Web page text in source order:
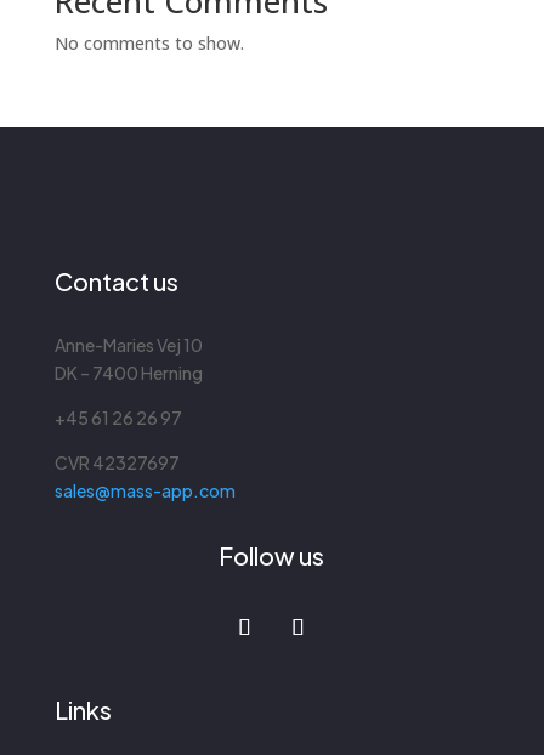
No comments to show.
Contact us
Anne-Maries Vej 10
DK – 7400 Herning
+45 61 26 26 97
CVR 42327697
sales@mass-app.com
Follow us
Links